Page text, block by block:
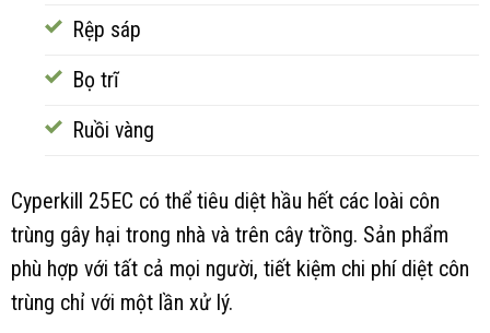
Rệp sáp
Bọ trĩ
Ruồi vàng
Cyperkill 25EC có thể tiêu diệt hầu hết các loài côn
trùng gây hại trong nhà và trên cây trồng. Sản phẩm
phù hợp với tất cả mọi người, tiết kiệm chi phí diệt côn
trùng chỉ với một lần xử lý.